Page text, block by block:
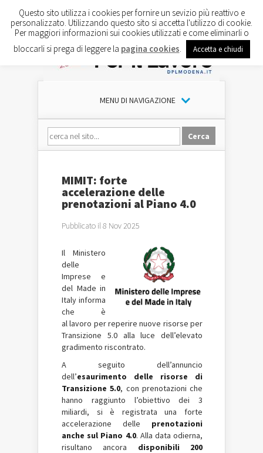
MENU DI NAVIGAZIONE
MIMIT: forte
accelerazione delle
prenotazioni al Piano 4.0
Pubblicato il 8 Nov 2025
Il Ministero
delle
Imprese e
del Made in
Italy informa
che è
al lavoro per reperire nuove risorse per
Transizione 5.0 alla luce dell’elevato
gradimento riscontrato.
A seguito dell’annuncio
dell’esaurimento delle risorse di
Transizione 5.0, con prenotazioni che
hanno raggiunto l’obiettivo dei 3
miliardi, si è registrata una forte
accelerazione delle prenotazioni
anche sul Piano 4.0. Alla data odierna,
risultano ancora disponibili 200
Questo sito utilizza i cookies per fornire un sevizio più reattivo e
personalizzato. Utilizzando questo sito si accetta l'utilizzo di cookie.
Per maggiori informazioni sui cookies utilizzati e come eliminarli o
bloccarli si prega di leggere la pagina cookies Accetta e chiudi